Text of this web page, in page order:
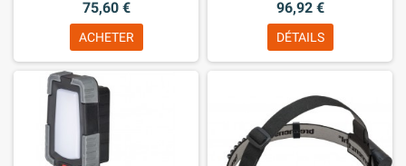
75,60 €
ACHETER
96,92 €
DÉTAILS